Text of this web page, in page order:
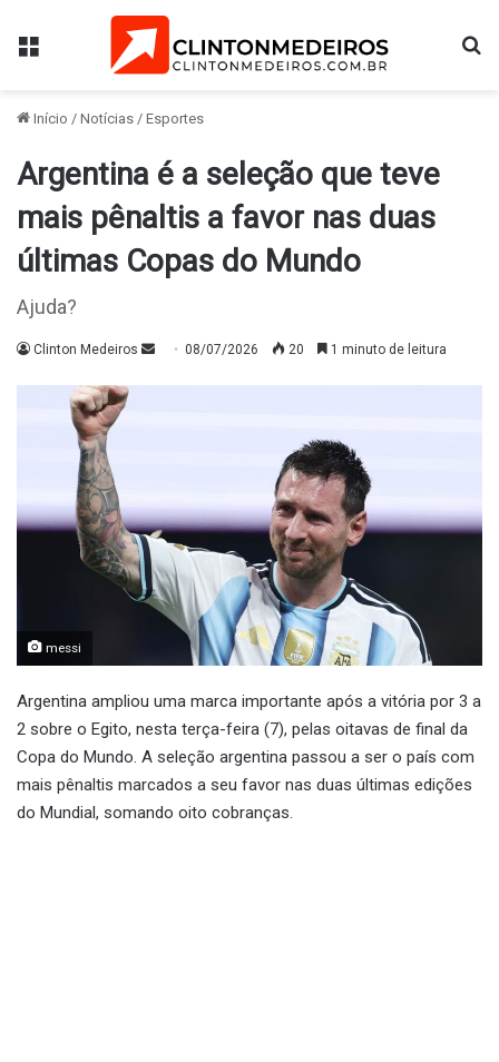
Menu
Início / Notícias / Esportes
Argentina é a seleção que teve
mais pênaltis a favor nas duas
últimas Copas do Mundo
Ajuda?
Clinton Medeiros
Mande08/07/2026 20 1 minuto de leitura
messi
Argentina ampliou uma marca importante após a vitória por 3 a
2 sobre o Egito, nesta terça-feira (7), pelas oitavas de final da
Copa do Mundo. A seleção argentina passou a ser o país com
mais pênaltis marcados a seu favor nas duas últimas edições
do Mundial, somando oito cobranças.